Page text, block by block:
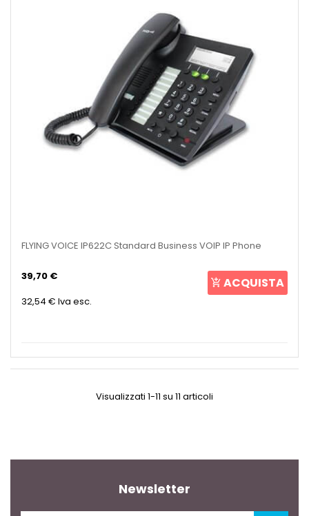
FLYING VOICE IP622C Standard Business VOIP IP Phone
39,70 €
32,54 € Iva esc.
ACQUISTA
Visualizzati 1-11 su 11 articoli
Newsletter